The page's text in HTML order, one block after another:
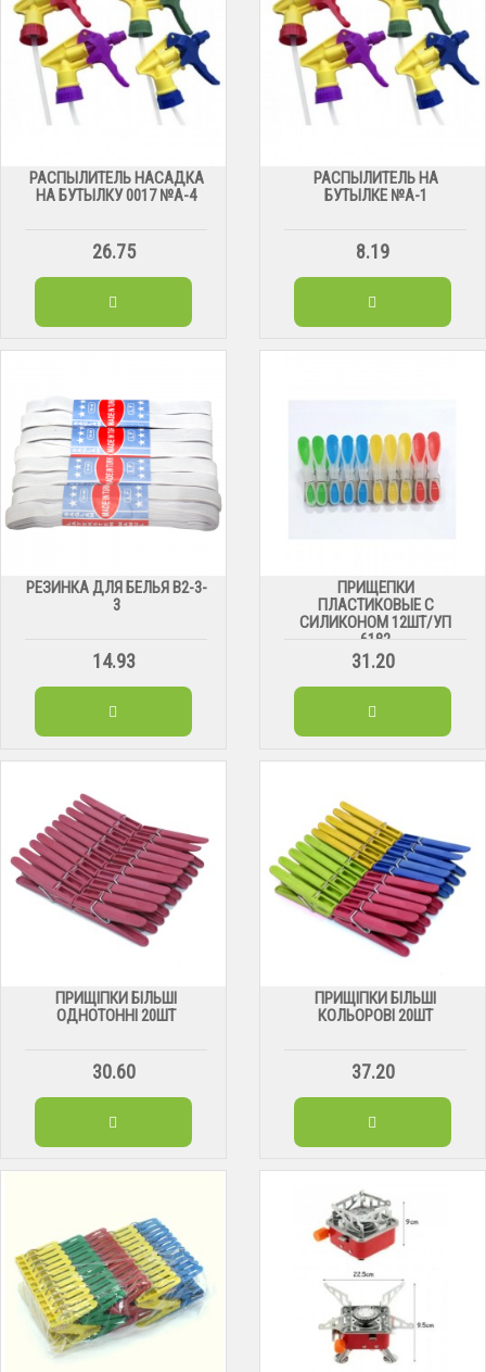
РАСПЫЛИТЕЛЬ НАСАДКА
НА БУТЫЛКУ 0017 №А-4
26.75
РАСПЫЛИТЕЛЬ НА
БУТЫЛКЕ №А-1
8.19
РЕЗИНКА ДЛЯ БЕЛЬЯ В2-3-
3
14.93
ПРИЩЕПКИ
ПЛАСТИКОВЫЕ С
СИЛИКОНОМ 12ШТ/УП
6182
31.20
ПРИЩІПКИ БІЛЬШІ
ОДНОТОННІ 20ШТ
30.60
ПРИЩІПКИ БІЛЬШІ
КОЛЬОРОВІ 20ШТ
37.20